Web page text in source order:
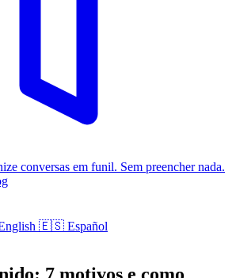
conversas em funil. Sem preencher nada.
🇪🇸 Español